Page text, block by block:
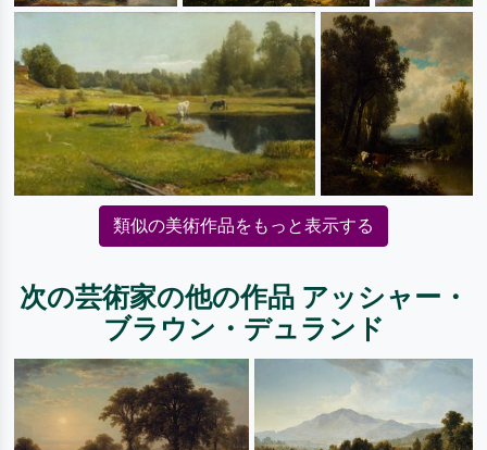
類似の美術作品をもっと表示する
次の芸術家の他の作品 アッシャー・
ブラウン・デュランド